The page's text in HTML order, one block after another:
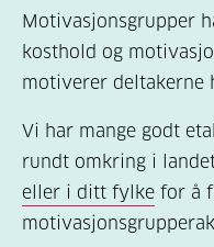
Motivasjonsgrupper
kosthold og
motiverer deltakerne
Vi har mange godt
rundt omkring i
eller i ditt fylke for å